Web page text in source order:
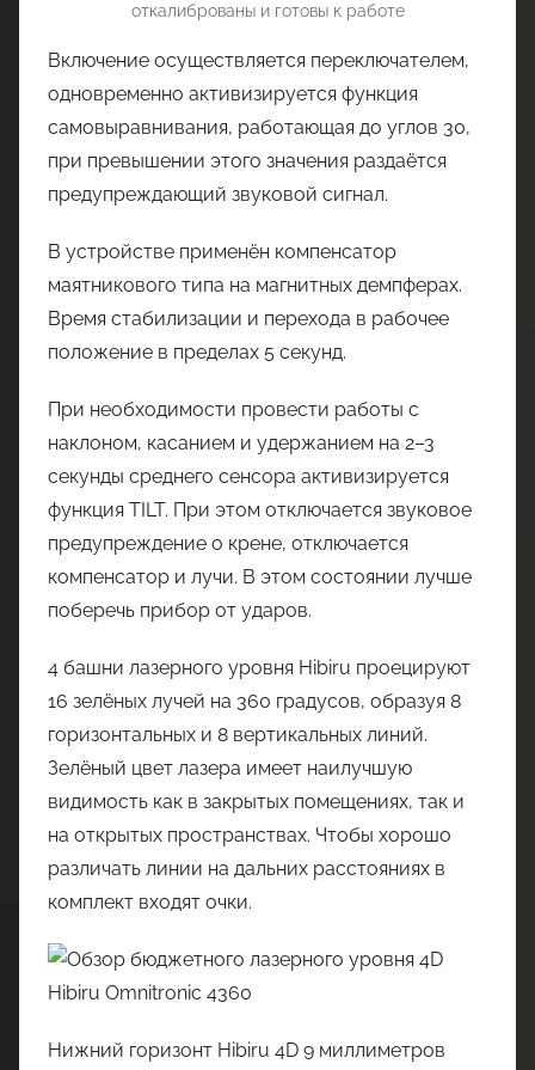
откалиброваны и готовы к работе
Включение осуществляется переключателем,
одновременно активизируется функция
самовыравнивания, работающая до углов 30,
при превышении этого значения раздаётся
предупреждающий звуковой сигнал.
В устройстве применён компенсатор
маятникового типа на магнитных демпферах.
Время стабилизации и перехода в рабочее
положение в пределах 5 секунд.
При необходимости провести работы с
наклоном, касанием и удержанием на 2–3
секунды среднего сенсора активизируется
функция TILT. При этом отключается звуковое
предупреждение о крене, отключается
компенсатор и лучи. В этом состоянии лучше
поберечь прибор от ударов.
4 башни лазерного уровня Hibiru проецируют
16 зелёных лучей на 360 градусов, образуя 8
горизонтальных и 8 вертикальных линий.
Зелёный цвет лазера имеет наилучшую
видимость как в закрытых помещениях, так и
на открытых пространствах. Чтобы хорошо
различать линии на дальних расстояниях в
комплект входят очки.
Нижний горизонт Hibiru 4D 9 миллиметров